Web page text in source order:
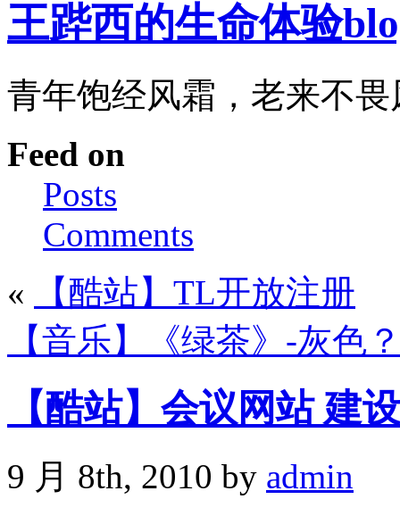
王跸西的生命体验
青年饱经风霜，老来不
Feed on
Posts
Comments
«
【酷站】TL开放注册
【音乐】《绿茶》-灰色
【酷站】会议网站 建
9 月 8th, 2010 by admin